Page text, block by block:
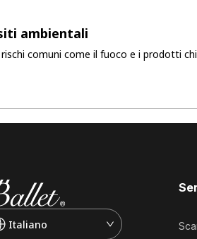
ambientali
comuni come il fuoco e i prodotti
Italiano